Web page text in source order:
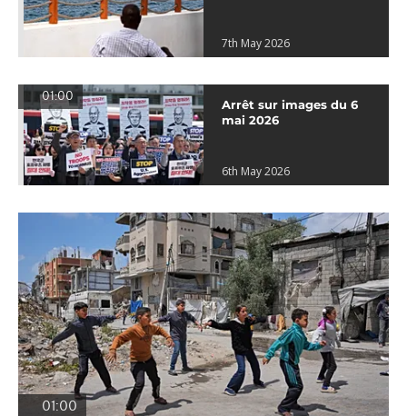
7th May 2026
01:00
Arrêt sur images du 6
mai 2026
6th May 2026
01:00